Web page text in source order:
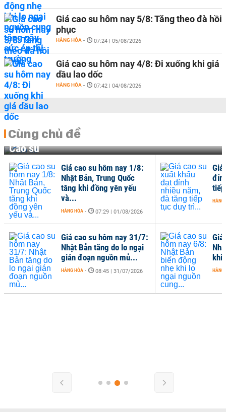
Giá cao su hôm nay 5/8: Tăng theo đà hồi
phục
HÀNG HÓA - 07:24 | 05/08/2026
Giá cao su hôm nay 4/8: Đi xuống khi giá
dầu lao dốc
HÀNG HÓA - 07:42 | 04/08/2026
Cùng chủ đề
Cao su
khi
HÀNG
Giá cao su hôm nay 1/8:
Nhật Bản, Trung Quốc
tăng khi đồng yên yếu
và...
HÀNG HÓA - 07:29 | 01/08/2026
Giá cao su hôm nay 31/7:
Nhật Bản tăng do lo ngại
gián đoạn nguồn mủ...
HÀNG HÓA - 08:45 | 31/07/2026
Giá
HÀNG